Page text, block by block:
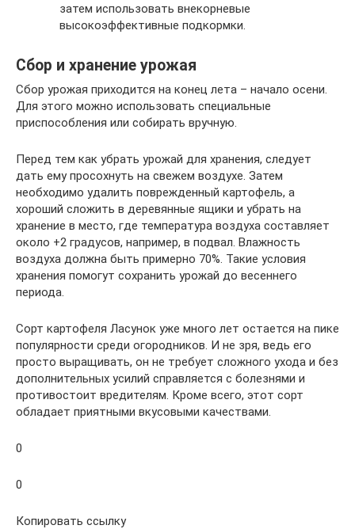
затем использовать внекорневые
высокоэффективные подкормки.
Сбор и хранение урожая
Сбор урожая приходится на конец лета – начало осени.
Для этого можно использовать специальные
приспособления или собирать вручную.
Перед тем как убрать урожай для хранения, следует
дать ему просохнуть на свежем воздухе. Затем
необходимо удалить поврежденный картофель, а
хороший сложить в деревянные ящики и убрать на
хранение в место, где температура воздуха составляет
около +2 градусов, например, в подвал. Влажность
воздуха должна быть примерно 70%. Такие условия
хранения помогут сохранить урожай до весеннего
периода.
Сорт картофеля Ласунок уже много лет остается на пике
популярности среди огородников. И не зря, ведь его
просто выращивать, он не требует сложного ухода и без
дополнительных усилий справляется с болезнями и
противостоит вредителям. Кроме всего, этот сорт
обладает приятными вкусовыми качествами.
0
0
Копировать ссылку